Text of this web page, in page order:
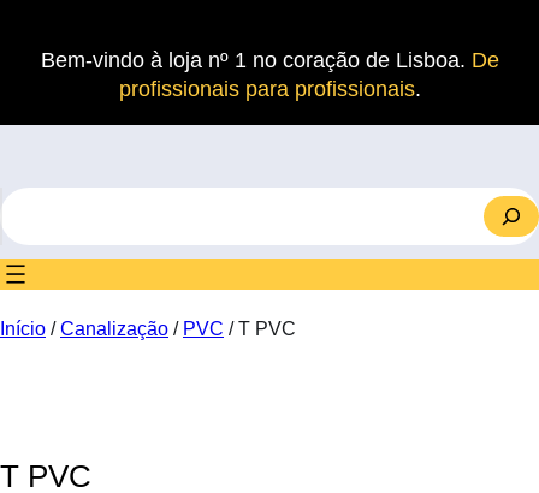
Bem-vindo à loja nº 1 no coração de Lisboa. De
profissionais para profissionais.
S
e
a
r
h
Início /Canalização / PVC / T PVC
T PVC